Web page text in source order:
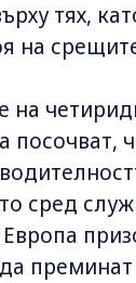
тях,
на
на
посочват,
сред